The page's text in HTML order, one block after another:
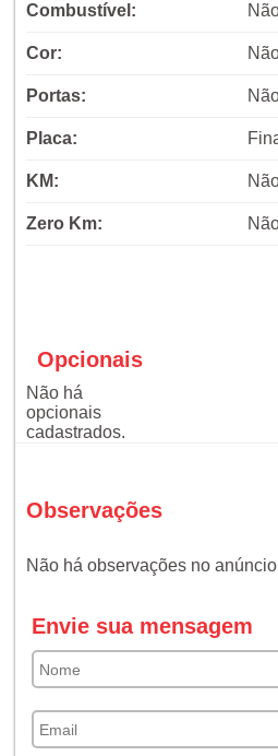
Combustível:
Cor:
Portas:
Placa:
KM:
Zero Km:
Opcionais
Não há
opcionais
cadastrados.
Observações
Não há observações no
Envie sua mensagem